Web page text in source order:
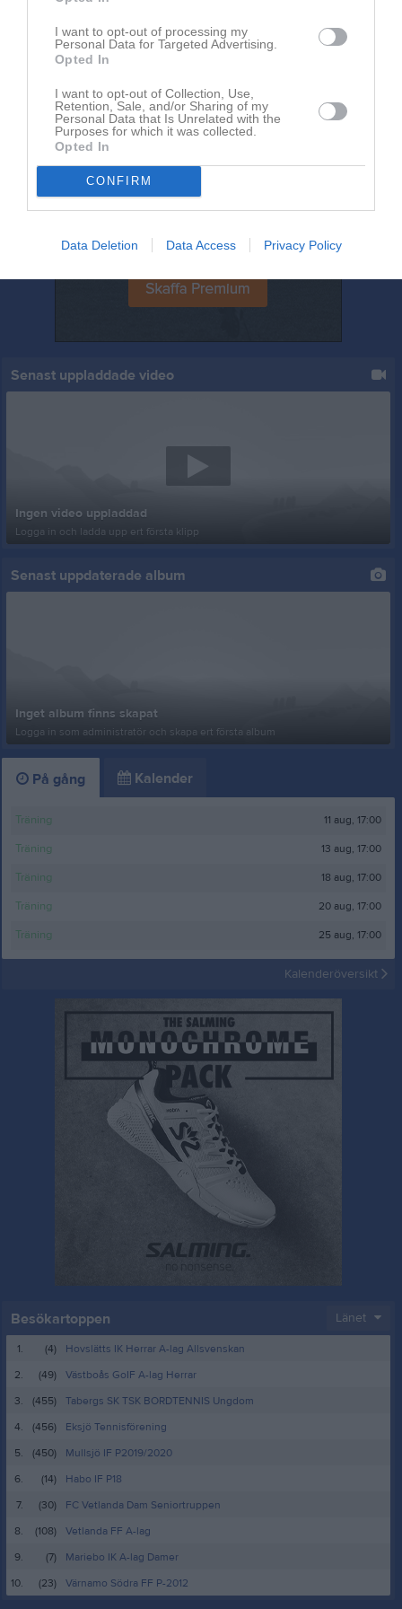
I want to opt-out of processing my
Personal Data for Targeted Advertising.
Opted In
I want to opt-out of Collection, Use,
Retention, Sale, and/or Sharing of my
Personal Data that Is Unrelated with the
Purposes for which it was collected.
Opted In
CONFIRM
Data Deletion Data Access Privacy Policy
Herrarna spelar hemma mot Råslätts SK
Senast uppladdade video
Ingen video uppladdad
Logga in och ladda upp ert första klipp
Senast uppdaterade album
Inget album finns skapat
Logga in som administratör och skapa ert första album
På gång Kalender
Träning 11 aug, 17:00
Träning 13 aug, 17:00
Träning 18 aug, 17:00
Träning 20 aug, 17:00
Träning 25 aug, 17:00
Kalenderöversikt
Besökartoppen Länet
1. (4)
Hovslätts IK Herrar A-lag Allsvenskan
2.
(49)
Västboås GoIF A-lag Herrar
3.
(455)
Tabergs SK TSK BORDTENNIS Ungdom
4.
(456)
Eksjö Tennisförening
5.
(450)
Mullsjö IF P2019/2020
6.
(14)
Habo IF P18
7.
(30)
FC Vetlanda Dam Seniortruppen
8.
(108)
Vetlanda FF A-lag
9.
(7)
Mariebo IK A-lag Damer
10.
(23) Värnamo Södra FF P-2012